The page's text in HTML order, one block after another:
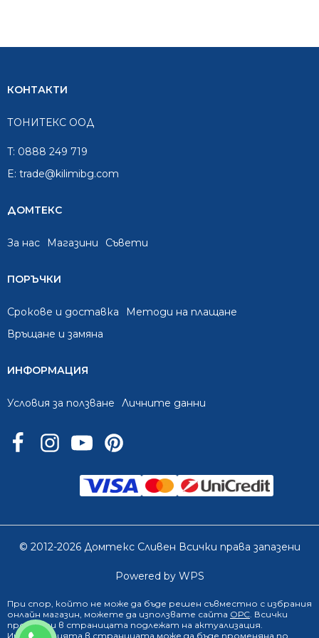
0888 249 719
КОНТАКТИ
ТОНИТЕКС ООД
T: 0888 249 719
E: trade@kilimibg.com
ДОМТЕКС
За нас Mагазини Съвети
ПОРЪЧКИ
Срокове и доставка
Методи на плащане
Връщане и замяна
ИНФОРМАЦИЯ
Условия за ползване Личните данни
© 2012-2026 Домтекс Сливен Всички права запазени
Powered by WPS
При спор, който не може да бъде решен съвместно с избрания
онлайн магазин, можете да използвате сайта ОРС. Всички
продукти в страницата подлежат на актуализация.
Информацията в страницата може да бъде променяна по